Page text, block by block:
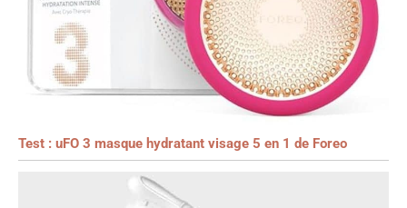
Test : uFO 3 masque hydratant visage 5 en 1 de Foreo